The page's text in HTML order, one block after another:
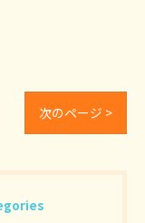
次のページ >